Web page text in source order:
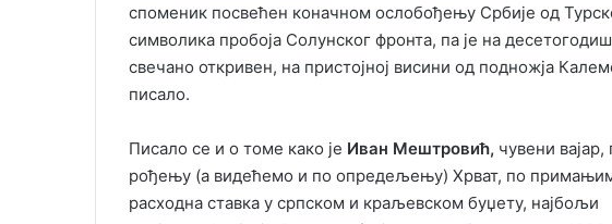
споменик посвећен коначном ослобођењу Србије од
символика пробоја Солунског фронта, па је на
свечано откривен, на пристојној висини од подножја
писало.
Писало се и о томе како је Иван Мештровић, чувени вајар,
рођењу (а видећемо и по опредељењу) Хрват, по
расходна ставка у српском и краљевском буџету, најбољи